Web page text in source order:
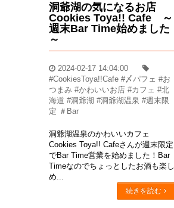
洞爺湖の気になるお店
Cookies Toya!! Cafe ～
週末Bar Time始めました
～
2024-02-17 14:04:00
#CookiesToya!!Cafe #〆パフェ #お
つまみ #かわいいお店 #カフェ #北
海道 #洞爺湖 #洞爺湖温泉 #週末限
定 ＃Bar
洞爺湖温泉のかわいいカフェ
Cookies Toya!! Cafeさんが週末限定
でBar Time営業を始めました！Bar
Timeなのでちょっとしたお酒も楽し
め...
続きを読む